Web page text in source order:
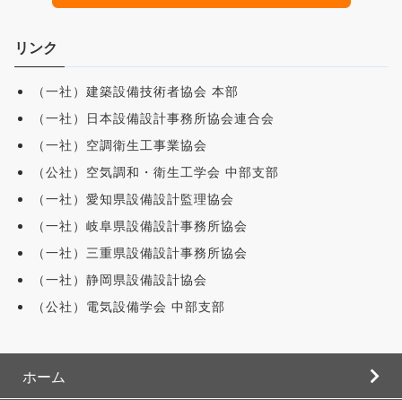
リンク
（一社）建築設備技術者協会 本部
（一社）日本設備設計事務所協会連合会
（一社）空調衛生工事業協会
（公社）空気調和・衛生工学会 中部支部
（一社）愛知県設備設計監理協会
（一社）岐阜県設備設計事務所協会
（一社）三重県設備設計事務所協会
（一社）静岡県設備設計協会
（公社）電気設備学会 中部支部
ホーム